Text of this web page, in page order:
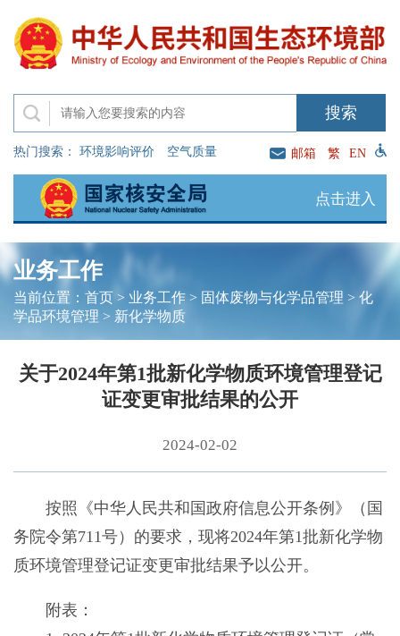
热门搜索： 环境影响评价 空气质量 邮箱 繁 EN
点击进入
业务工作
当前位置： 首页> 业务工作> 固体废物与化学品管理 > 化
学品环境管理 > 新化学物质
关于2024年第1批新化学物质环境管理登记
证变更审批结果的公开
2024-02-02
按照《中华人民共和国政府信息公开条例》（国
务院令第711号）的要求，现将2024年第1批新化学物
质环境管理登记证变更审批结果予以公开。
附表：